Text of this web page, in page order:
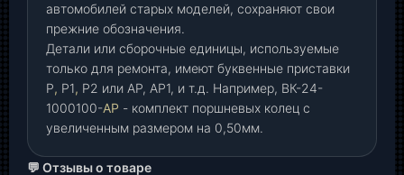
автомобилей старых моделей, сохраняют свои
прежние обозначения.
Детали или сборочные единицы, используемые
только для ремонта, имеют буквенные приставки
Р, Р1, Р2 или АР, АР1, и т.д. Например, ВК-24-
1000100-АР - комплект поршневых колец с
увеличенным размером на 0,50мм.
💬 Отзывы о товаре